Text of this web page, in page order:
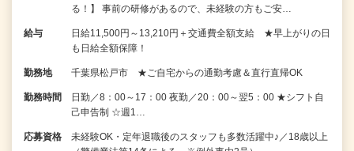
る！】 事前の研修があるので、未経験の方もご安…
給与
日給11,500円～13,210円＋交通費全額支給 ★早上がりの日
も日給全額保障！
勤務地 千葉県松戸市 ★ご自宅からの通勤考慮＆直行直帰OK
勤務時間
日勤／8：00～17：00 夜勤／20：00～翌5：00 ★シフト自
己申告制 ☆週1…
応募資格
未経験OK・定年退職後のスタッフも多数活躍中♪／18歳以上